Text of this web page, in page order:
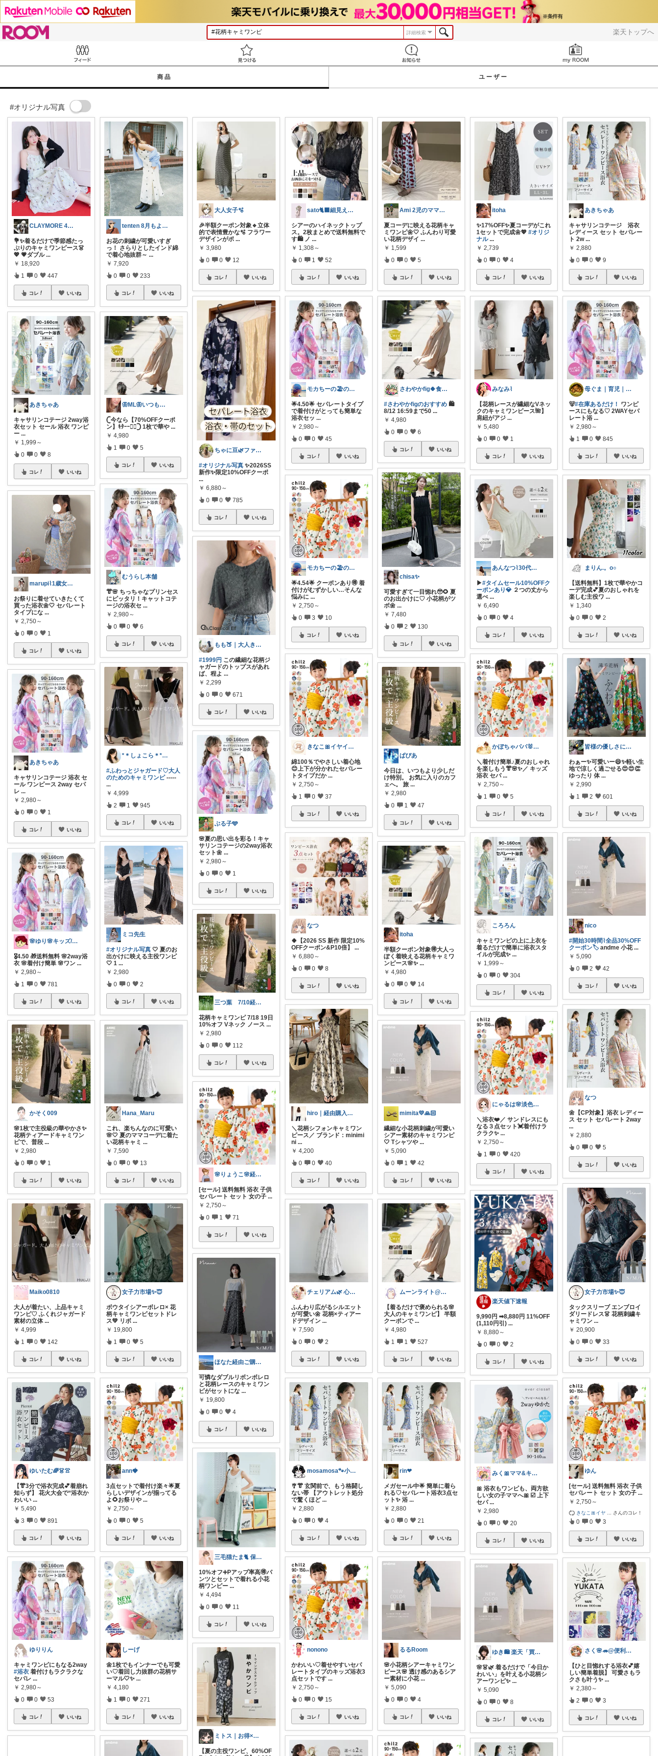
楽天トップへ
詳細検索
商品 ユーザー
#オリジナル写真
CLAYMORE 4日経由購入感謝です
💐✨着るだけで季節感たっ
ぷりのキャミワンピース👗
💖 💗ダブル ...
￥ 18,920
1 0 447
コレ いいね
あきちゃあ
キャサリンコテージ 2way浴
衣セット セール 浴衣 ワンピ
ー ...
￥ 1,999～
0 0 8
コレ いいね
marupi⌇1歳女の子とママの暮らし
お祭りに着せていきたくて
買った浴衣🌼🤍 セパレート
タイプにな ...
￥ 2,750～
0 0 1
コレ いいね
あきちゃあ
キャサリンコテージ 浴衣 セ
ール ワンピース 2way セパ
レ ...
￥ 2,980～
0 0 1
コレ いいね
🌸ゆり🌸キッズ/ベビー/スイーツ/猫
🎖️4.50 🎁送料無料 🌸2way浴
衣 🌸着付け簡単 🌸ワン ...
￥ 2,980～
1 0 781
コレ いいね
かそく009
🌸1枚で主役級の華やかさ✨
花柄ティアードキャミワン
ピで、普段 ...
￥ 2,980
0 0 1
コレ いいね
Maiko0810
大人が着たい、上品キャミ
ワンピ♡ ふくれジャガード
素材の立体 ...
￥ 4,999
1 0 142
コレ いいね
ゆいたむ🌈👗👚
【👘3分で浴衣完成💕着崩れ
知らず】 花火大会で“浴衣か
わいい ...
￥ 5,490
3 0 891
コレ いいね
ゆりりん
キャミワンピにもなる2way
#浴衣 着付けもラクラクな
セパレ ...
￥ 2,980～
0 0 53
コレ いいね
tenten 8月もよろしく‎‪‪☀︎*
お花の刺繍が可愛いすぎ
っ！ さらりとしたインド綿
で着心地抜群～ ...
￥ 7,920
0 0 233
コレ いいね
🦋ML🦋いつもありがとう💓
𓊆今なら【70%OFFクーポ
ン】ｷﾀｰｰ❤️‍🔥𓊇 1枚で華や ...
￥ 4,980
1 0 5
コレ いいね
むうらし本舗
👘🌸 ちっちゃなプリンセス
にピッタリ！キャットコテ
ージの浴衣セ ...
￥ 2,980～
0 0 6
コレ いいね
*＊しょこら＊*朝コレ
#ふわっとジャガード♡大人
のためのキャミワンピ-----
...
￥ 4,999
2 1 945
コレ いいね
ミコ先生
#オリジナル写真 🤍 夏のお
出かけに映える主役ワンピ
🤍 1 ...
￥ 2,980
0 0 2
コレ いいね
Hana_Maru
これ、楽ちんなのに可愛い
🌸🤍 夏のママコーデに着た
い花柄キャミ ...
￥ 7,590
0 0 13
コレ いいね
女子力市場✨😇
ボウタイシアーボレロ× 花
柄キャミワンピセットドレ
ス💚 リボ ...
￥ 19,800
1 0 5
コレ いいね
ann🍓
3点セットで着付け楽々🌟夏
らしいデザインが揃ってる
よ🌻お祭りや ...
￥ 2,750～
0 0 5
コレ いいね
しーげ
🌼1枚でもインナーでも可愛
い♡着回し力抜群の花柄サ
ーマル🤍✨...
￥ 4,180
1 0 271
コレ いいね
大人女子🫧
🎉半額クーポン対象🔹立体
的で表情豊かな🫧 フラワー
デザインがポ ...
￥ 3,980
0 0 12
コレ いいね
ちゃに豆🌿ファッション好き✨
#オリジナル写真 ✨2026SS
新作✨限定10%OFFクーポ
...
￥ 6,880～
0 0 785
コレ いいね
もも🍑｜大人きれいめファッション
#1999円 この繊細な花柄ジ
ャガードのトップスがあれ
ば、程よ ...
￥ 2,299
0 0 671
コレ いいね
ぶる子🩵
🌸夏の思い出を彩る！キャ
サリンコテージの2way浴衣
セット🌼...
￥ 2,980～
0 0 1
コレ いいね
三つ葉 7/10経由購入感謝
花柄キャミワンピ 7/18 19日
10%オフ Vネック ノース ...
￥ 2,980
0 0 112
コレ いいね
🌸りょうこ🌸経由購入ありがとうござい
[セール] 送料無料 浴衣 子供
セパレート セット 女の子...
￥ 2,750～
0 1 71
コレ いいね
ほなた経由ご購入ありがとうございます☺
可憐なダブルリボンボレロ
と花柄レースのキャミワン
ピがセットにな ...
￥ 19,800
0 0 4
コレ いいね
三毛猫たま🐈 保育士⭐️健康オタク
10%オフ➕Pアップ率高🉐パ
ンツとセットで着れる小花
柄ワンピー ...
￥ 4,494
0 0 11
コレ いいね
ミトス｜お得×体型カバーコーデ
【夏の主役ワンピ、60%OF
sato🐈‍⬛細見え×淡色コーデ
シアーのハイネックトップ
ス。2枚まとめで送料無料で
す🛍️ ノ ...
￥ 1,308～
0 1 52
コレ いいね
モカちーの🏖️のんびりライフ🐈✨
🌟4.50🌟 セパレートタイプ
で着付けがとっても簡単な
浴衣セッ ...
￥ 2,980～
0 0 45
コレ いいね
モカちーの🏖️のんびりライフ🐈✨
🌟4.54🌟 クーポンあり🉐 着
付けがむずかしい…そんな
悩みに ...
￥ 2,750～
0 3 10
コレ いいね
きなこ🎀イヤイヤ期育児中
綿100％でやさしい着心地
😊上下が分かれたセパレー
トタイプだか ...
￥ 2,750～
1 0 37
コレ いいね
なつ
🍀【2026 SS 新作 限定10%
OFFクーポン&P10倍】
...
￥ 6,880～
0 0 8
コレ いいね
hiro｜経由購入ありがとうございます✨
＼花柄シフォンキャミワン
ピース／ ブランド：minimi
ni ...
￥ 4,200
0 0 40
コレ いいね
チェリアム🌿‬ 心地よい暮らし
ふんわり広がるシルエット
が可愛い🌼 花柄×ティアー
ドデザイン ...
￥ 7,590
0 0 2
コレ いいね
mosamosa🐾小さめバッグの日々✨
🎐👘 玄関前で、もう格闘し
ない帯 【アウトレット処分
で驚くほど ...
￥ 2,880
0 0 4
コレ いいね
nonono
かわいい♡着せやすいセパ
レートタイプのキッズ浴衣3
点セットです ...
￥ 2,750～
0 0 15
コレ いいね
Ami 2児のママ👦👧子供服
夏コーデに映える花柄キャ
ミワンピ🌼🤍 ふんわり可愛
い花柄デザイ ...
￥ 1,599
0 0 5
コレ いいね
さわやかfig🍀食と暮らしを楽しむ
#さわやかfigのおすすめ 🛍️
8/12 16:59まで50 ...
￥ 4,980
0 0 6
コレ いいね
chisa✨
可愛すぎて一目惚れ🥹🌻 夏
のお出かけに♡ 小花柄がツ
ボ🌼...
￥ 7,480
0 2 130
コレ いいね
ぱぴあ
今日は、いつもより少しだ
け特別。 お気に入りのカフ
ェへ。 旅 ...
￥ 2,980
0 1 47
コレ いいね
itoha
半額クーポン対象🉐大人っ
ぽく着映える花柄キャミワ
ンピース🌸✨...
￥ 4,980
0 0 14
コレ いいね
mimita💛🙏🏻
繊細な小花柄刺繍が可愛い
シアー素材のキャミワンピ
🤍 Tシャツや ...
￥ 5,090
0 1 42
コレ いいね
ムーンライト@ファッション
【着るだけで褒められる🌸
大人のキャミワンピ】 半額
クーポンで ...
￥ 4,980
1 1 527
コレ いいね
rin❤︎
メガセール中🌟 簡単に着ら
れる♡セパレート浴衣3点セ
ット✨ 浴 ...
￥ 2,880
0 0 21
コレ いいね
るるRoom
🌸小花柄シアーキャミワン
ピース🌸 透け感のあるシア
ー素材に小花 ...
￥ 5,090
0 0 4
コレ いいね
itoha
✨17%OFF✨夏コーデがこれ
1セットで完成🌼💖#オリジ
ナル ...
￥ 2,739
0 0 4
コレ いいね
みなみ⌇
【花柄レースが繊細なVネッ
クのキャミワンピース🌺】
肩紐がアジ ...
￥ 5,480
0 0 1
コレ いいね
あんなつ⌇30代男の子ママ
▶︎#タイムセール10%OFFク
ーポンあり💎 ２つの丈から
選べ ...
￥ 6,490
0 0 4
コレ いいね
かぼちゃパパ🐰経由購入感謝です♪
＼着付け簡単♪夏のおしゃれ
を楽しもう👘🌸✨／ キッズ
浴衣 セパ ...
￥ 2,750～
1 0 5
コレ いいね
ころろん
キャミワンピの上に上衣を
着るだけで簡単に浴衣スタ
イルが完成✨...
￥ 1,999～
0 0 304
コレ いいね
にゃるは🌸淡色ベビーキッズマタニティ
＼浴衣❤️／ サンドレスにも
なる３点セット💓着付けラ
クラク✨️ ...
￥ 2,750～
1 0 420
コレ いいね
楽天値下速報
9,990円 ➡8,880円 11%OFF
(1,110円引)...
￥ 8,880～
0 0 2
コレ いいね
みく🎀ママ&キッズグッズ🎁
🎀 浴衣もワンピも、両方欲
しい女の子ママへ🎀 ☑️ 上下
セパ ...
￥ 2,980
0 0 20
コレ いいね
ゆき🛍️ 楽天「買ってよかった」を厳選
🌸👗🌿 着るだけで「今日か
わいい」を叶える小花柄シ
アーワンピ✨ ...
￥ 5,090
0 0 8
コレ いいね
あきちゃあ
キャサリンコテージ 浴衣
レディース セット セパレー
ト 2w ...
￥ 2,880
0 0 9
コレ いいね
母ぐま｜育児｜シンプルライフ｜朝コレ
🐻#在庫あるだけ！
ワンピ
ースにもなる♡ 2WAYセパ
レート浴 ...
￥ 2,980～
1 0 845
コレ いいね
まりん.。o○
【送料無料】1枚で華やかコ
ーデ完成💕夏のおしゃれを
楽しむ主役ワ ...
￥ 1,340
0 0 2
コレ いいね
皆様の優しさに感謝です✨happyミルク
わぁー✨可愛いー😄✨軽い生
地で涼しく過ごせる😍😍👏
ゆったり 体 ...
￥ 2,990
1 2 601
コレ いいね
nico
#開始30時間⌇全品30%OFF
クーポン🏷️andme 小花 ...
￥ 5,090
0 2 42
コレ いいね
なつ
🌼【CP対象】浴衣 レディー
ス セット セパレート 2way
...
￥ 2,880
0 0 5
コレ いいね
女子力市場✨😇
タックスリーブ エンブロイ
ダリードレス👗 花柄刺繍キ
ャミワン ...
￥ 20,900
0 0 33
コレ いいね
ゆん
[セール] 送料無料 浴衣 子供
セパレート セット 女の子...
￥ 2,750～
きなこ🎀イヤ さんのコレ！
0 0 3
コレ いいね
さく🌸🦔@便利でかわいいを探す旅
【ひと目惚れする浴衣💕嬉
しい簡単着脱】 可愛さもラ
クさも叶う✨ ...
￥ 2,380～
2 0 3
コレ いいね